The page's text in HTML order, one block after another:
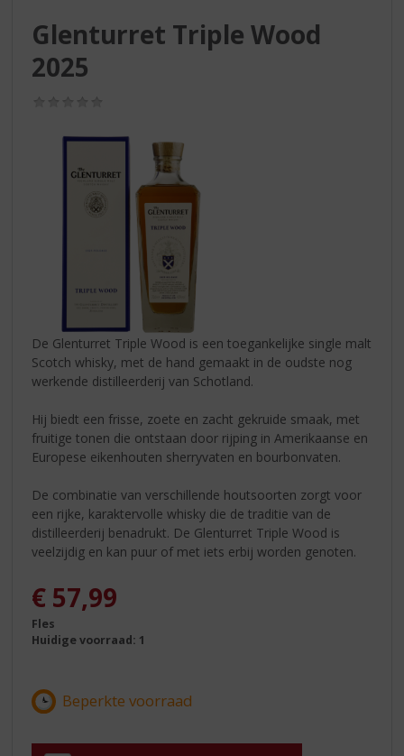
Glenturret Triple Wood
2025
De Glenturret Triple Wood is een toegankelijke single malt
Scotch whisky, met de hand gemaakt in de oudste nog
werkende distilleerderij van Schotland.
Hij biedt een frisse, zoete en zacht gekruide smaak, met
fruitige tonen die ontstaan door rijping in Amerikaanse en
Europese eikenhouten sherryvaten en bourbonvaten.
De combinatie van verschillende houtsoorten zorgt voor
een rijke, karaktervolle whisky die de traditie van de
distilleerderij benadrukt. De Glenturret Triple Wood is
veelzijdig en kan puur of met iets erbij worden genoten.
€ 57,99
Fles
Huidige voorraad: 1